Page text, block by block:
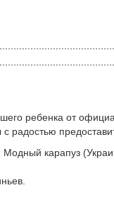
ребенка от
радостью
карапуз